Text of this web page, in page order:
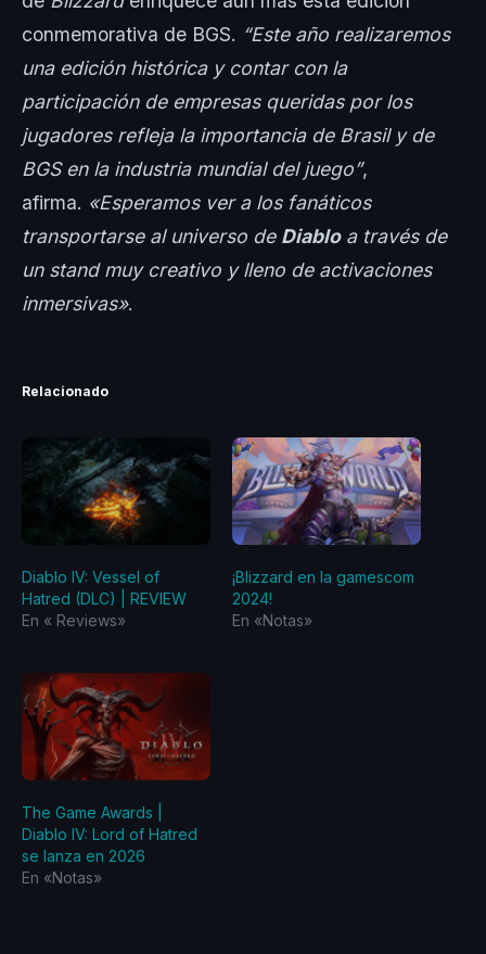
conmemorativa de BGS. “Este año realizaremos
una edición histórica y contar con la
participación de empresas queridas por los
jugadores refleja la importancia de Brasil y de
BGS en la industria mundial del juego”,
afirma. «Esperamos ver a los fanáticos
transportarse al universo de Diabloa través de
un stand muy creativo y lleno de activaciones
inmersivas».
Relacionado
Diablo IV: Vessel of
Hatred (DLC) | REVIEW
En «‎ Reviews‎»
¡Blizzard en la gamescom
2024!
En «Notas»
The Game Awards |
Diablo IV: Lord of Hatred
se lanza en 2026
En «Notas»